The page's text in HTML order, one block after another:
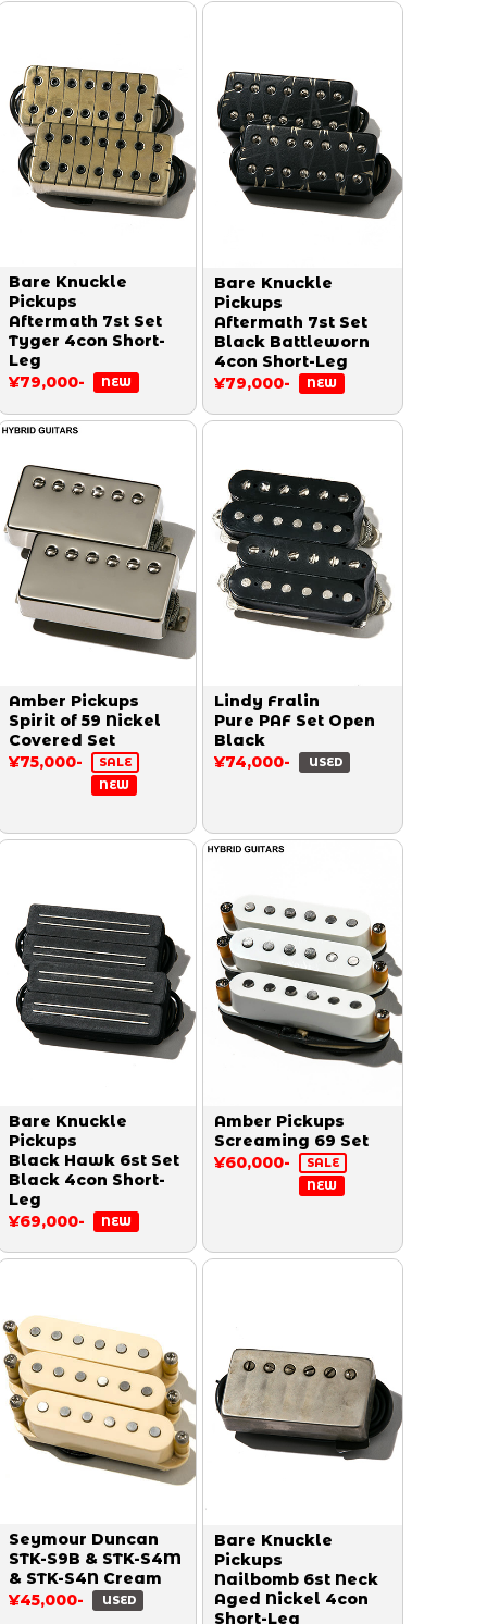
Bare Knuckle
Pickups
Aftermath 7st Set
Tyger 4con Short-
Leg
¥79,000-
NEW
Bare Knuckle
Pickups
Aftermath 7st Set
Black Battleworn
4con Short-Leg
¥79,000-
NEW
Amber Pickups
Spirit of 59 Nickel
Covered Set
¥75,000-
SALE
NEW
Lindy Fralin
Pure PAF Set Open
Black
¥74,000-
USED
Bare Knuckle
Pickups
Black Hawk 6st Set
Black 4con Short-
Leg
¥69,000-
NEW
Amber Pickups
Screaming 69 Set
¥60,000-
SALE
NEW
Seymour Duncan
STK-S9B & STK-S4M
& STK-S4N Cream
¥45,000-
USED
Bare Knuckle
Pickups
Nailbomb 6st Neck
Aged Nickel 4con
Short-Leg